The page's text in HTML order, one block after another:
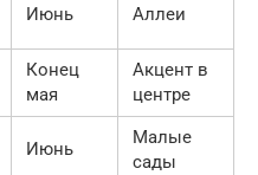
Июнь Аллеи
Конец
мая
Акцент в
центре
Июнь
Малые
сады